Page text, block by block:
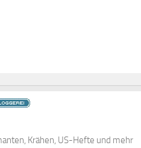
Krähen, US-Hefte und mehr